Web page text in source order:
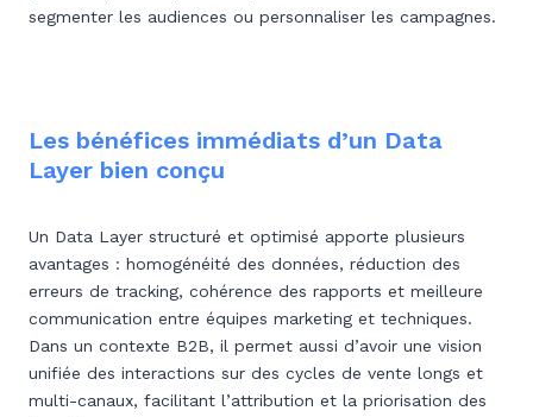
segmenter les audiences ou personnaliser les campagnes.
Les bénéfices immédiats d’un Data
Layer bien conçu
Un Data Layer structuré et optimisé apporte plusieurs
avantages : homogénéité des données, réduction des
erreurs de tracking, cohérence des rapports et meilleure
communication entre équipes marketing et techniques.
Dans un contexte B2B, il permet aussi d’avoir une vision
unifiée des interactions sur des cycles de vente longs et
multi-canaux, facilitant l’attribution et la priorisation des